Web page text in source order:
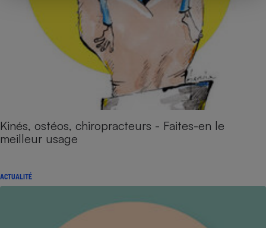
Kinés, ostéos, chiropracteurs - Faites-en le
meilleur usage
ACTUALITÉ